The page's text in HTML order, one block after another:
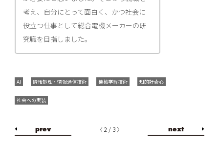
考え、自分にとって面白く、かつ社会に
役立つ仕事として総合電機メーカーの研
究職を目指しました。
AI 情報処理・情報通信技術 機械学習技術 知的好奇心
社会への実装
prev 〈 2 / 3 〉 next